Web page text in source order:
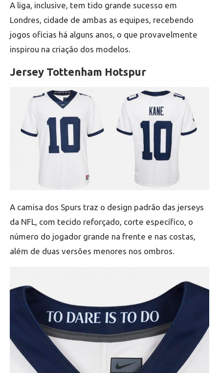
A liga, inclusive, tem tido grande sucesso em
Londres, cidade de ambas as equipes, recebendo
jogos oficias há alguns anos, o que provavelmente
inspirou na criação dos modelos.
Jersey Tottenham Hotspur
A camisa dos Spurs traz o design padrão das jerseys
da NFL, com tecido reforçado, corte específico, o
número do jogador grande na frente e nas costas,
além de duas versões menores nos ombros.